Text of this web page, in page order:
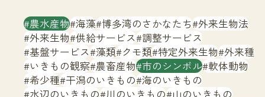
サイトマップ
農水産物 海藻 博多湾のさかなたち 外来生物法
外来生物 供給サービス 調整サービス
基盤サービス 藻類 クモ類 特定外来生物 外来種
いきもの観察 農畜産物 市のシンボル 軟体動物
希少種 干潟のいきもの 海のいきもの
水辺のいきもの 川のいきもの 山のいきもの